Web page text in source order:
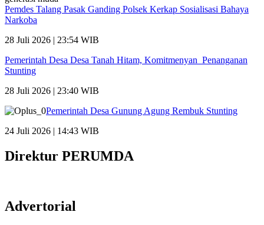
Pemdes Talang Pasak Ganding Polsek Kerkap Sosialisasi Bahaya
Narkoba
28 Juli 2026 | 23:54 WIB
Pemerintah Desa Desa Tanah Hitam, Komitmenyan Penanganan
Stunting
28 Juli 2026 | 23:40 WIB
Pemerintah Desa Gunung Agung Rembuk Stunting
24 Juli 2026 | 14:43 WIB
Direktur PERUMDA
Advertorial